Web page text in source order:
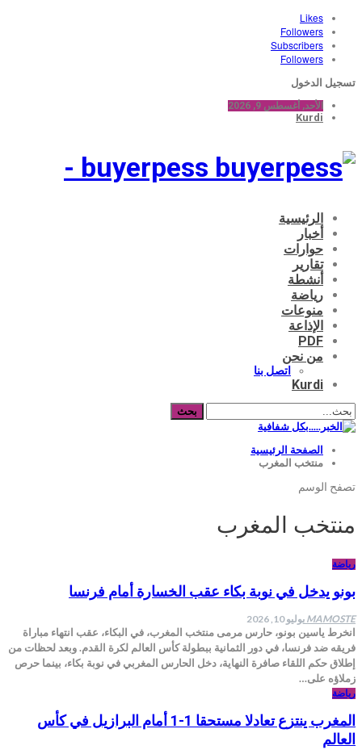
Likes
Followers
Subscribers
Followers
تسجيل الدخول
الأحد, أغسطس 9, 2026
Kurdi
buyerpess -
الرئيسية
أخبار
حوارات
تقارير
أنشطة
رياضة
منوعات
الإذاعة
PDF
من نحن
اتصل بنا
Kurdi
الصفحة الرئيسية
منتخب المغرب
تصفح الوسم
منتخب المغرب
رياضة
بونو يدخل في نوبة بكاء عقب الخسارة أمام فرنسا
MAMOSTE يوليو 10, 2026
انخرط ياسين بونو، حارس مرمى منتخب المغرب، في البكاء، عقب انتهاء مباراة
فريقه ضد فرنسا، في دور الثمانية ببطولة كأس العالم لكرة القدم. وبعد لحظات من
إطلاق حكم اللقاء صافرة النهاية، دخل الحارس المغربي في نوبة بكاء، بينما حرص
زملاؤه على…
رياضة
المغرب ينتزع تعادلا مستحقا 1-1 أمام البرازيل في كأس
العالم